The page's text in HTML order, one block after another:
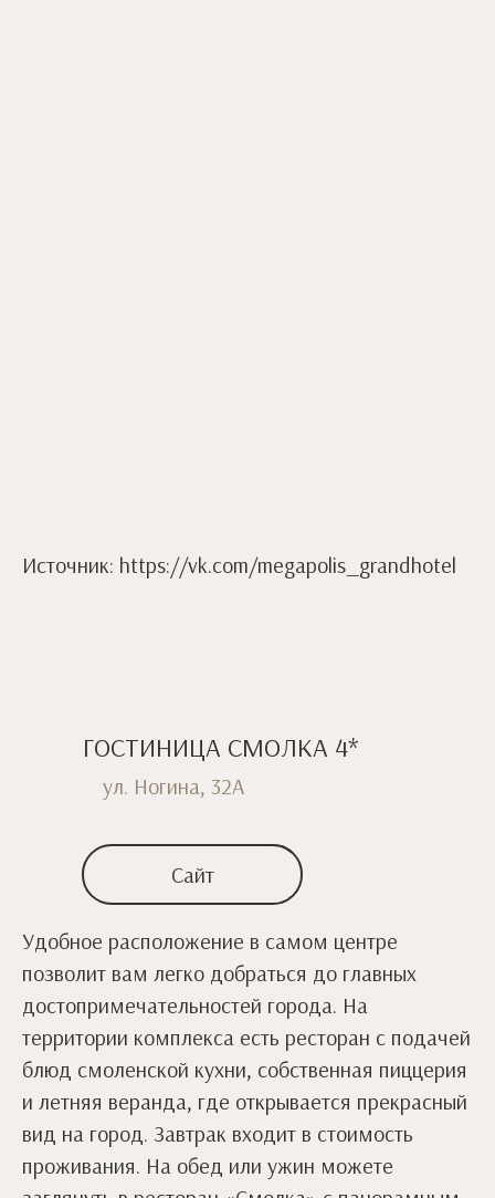
Источник: https://vk.com/megapolis_grandhotel
ГОСТИНИЦА СМОЛКА 4*
ул. Ногина, 32А
Сайт
Удобное расположение в самом центре
позволит вам легко добраться до главных
достопримечательностей города. На
территории комплекса есть ресторан с подачей
блюд смоленской кухни, собственная пиццерия
и летняя веранда, где открывается прекрасный
вид на город. Завтрак входит в стоимость
проживания. На обед или ужин можете